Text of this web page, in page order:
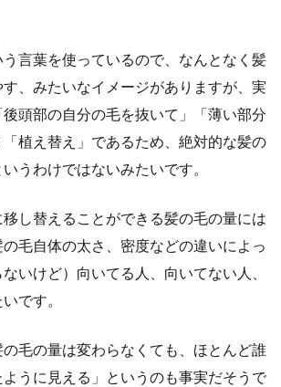
う言葉を使っているので、なんとなく髪
、みたいなイメージがありますが、実
頭部の自分の毛を抜いて」「薄い部分
植え替え」であるため、絶対的な髪の
うわけではないみたいです。
し替えることができる髪の毛の量には
毛自体の太さ、密度などの違いによっ
いけど）向いてる人、向いてない人、
です。
毛の量は変わらなくても、ほとんど誰
うに見える」というのも事実だそうで